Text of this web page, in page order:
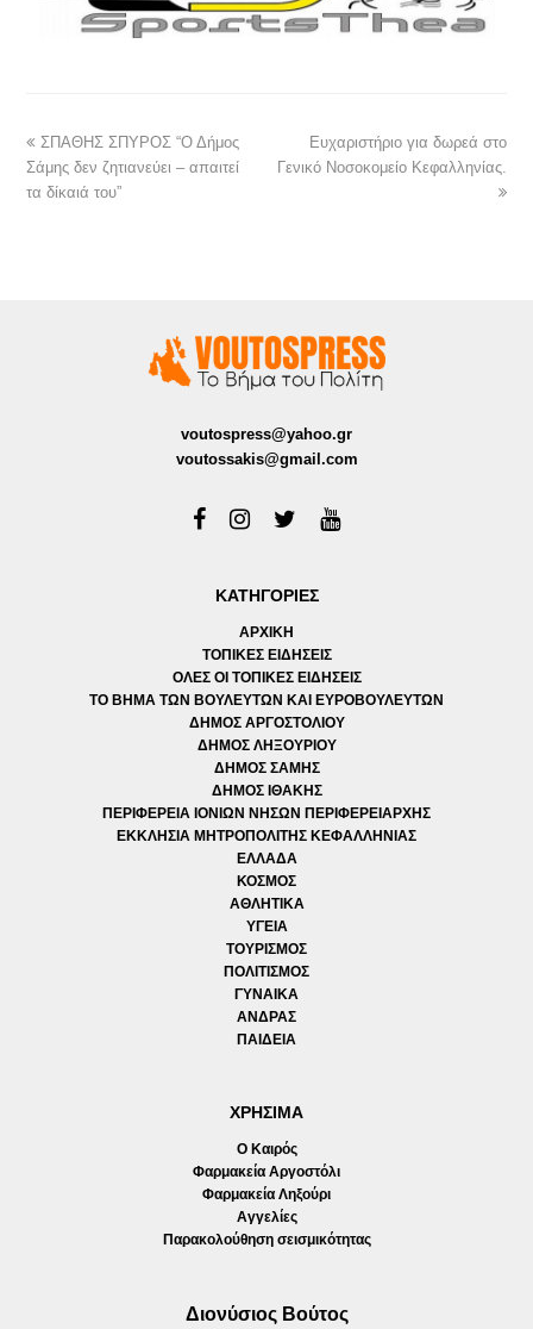
ΣΠΑΘΗΣ ΣΠΥΡΟΣ “Ο Δήμος
Σάμης δεν ζητιανεύει – απαιτεί
τα δίκαιά του”
Ευχαριστήριο για δωρεά στο
Γενικό Νοσοκομείο Κεφαλληνίας.
voutospress@yahoo.gr
voutossakis@gmail.com
ΚΑΤΗΓΟΡΙΕΣ
ΑΡΧΙΚΗ
ΤΟΠΙΚΕΣ ΕΙΔΗΣΕΙΣ
ΟΛΕΣ ΟΙ ΤΟΠΙΚΕΣ ΕΙΔΗΣΕΙΣ
ΤΟ ΒΗΜΑ ΤΩΝ ΒΟΥΛΕΥΤΩΝ ΚΑΙ ΕΥΡΟΒΟΥΛΕΥΤΩΝ
ΔΗΜΟΣ ΑΡΓΟΣΤΟΛΙΟΥ
ΔΗΜΟΣ ΛΗΞΟΥΡΙΟΥ
ΔΗΜΟΣ ΣΑΜΗΣ
ΔΗΜΟΣ ΙΘΑΚΗΣ
ΠΕΡΙΦΕΡΕΙΑ ΙΟΝΙΩΝ ΝΗΣΩΝ ΠΕΡΙΦΕΡΕΙΑΡΧΗΣ
ΕΚΚΛΗΣΙΑ ΜΗΤΡΟΠΟΛΙΤΗΣ ΚΕΦΑΛΛΗΝΙΑΣ
ΕΛΛΑΔΑ
ΚΟΣΜΟΣ
ΑΘΛΗΤΙΚΑ
ΥΓΕΙΑ
ΤΟΥΡΙΣΜΟΣ
ΠΟΛΙΤΙΣΜΟΣ
ΓΥΝΑΙΚΑ
ΑΝΔΡΑΣ
ΠΑΙΔΕΙΑ
ΧΡΗΣΙΜΑ
Ο Καιρός
Φαρμακεία Αργοστόλι
Φαρμακεία Ληξούρι
Αγγελίες
Παρακολούθηση σεισμικότητας
Διονύσιος Βούτος